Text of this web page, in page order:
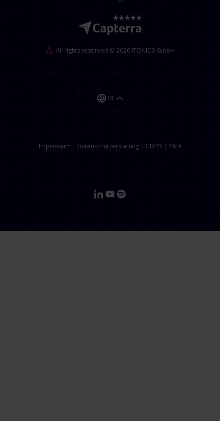
All rights reserved © 2026 ITONICS GmbH
DE
Impressum | Datenschutzerklärung| GDPR | PAIA